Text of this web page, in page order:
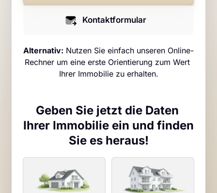
Kontaktformular
Alternativ: Nutzen Sie einfach unseren Online-
Rechner um eine erste Orientierung zum Wert
Ihrer Immobilie zu erhalten.
Geben Sie jetzt die Daten
Ihrer Immobilie ein und finden
Sie es heraus!